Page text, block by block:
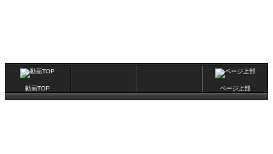
動画TOP ページ上部